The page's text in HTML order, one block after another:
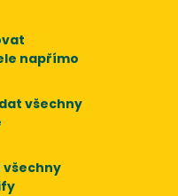
napřímo
všechny
všechny